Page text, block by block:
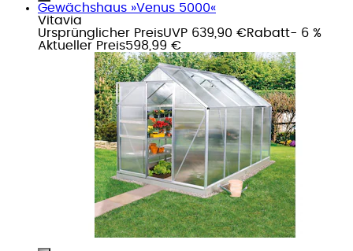
Gewächshaus »Venus 5000«
Vitavia
Ursprünglicher PreisUVP 639,90 €Rabatt- 6 %
Aktueller Preis598,99 €